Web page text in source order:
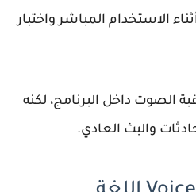
الاستخدام المباشر واختبار
الصوت داخل البرنامج، لكنه
والبث العادي.